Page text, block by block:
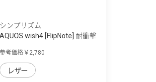
シンプリズム
AQUOS wish4 [FlipNote] 耐衝撃
参考価格￥2,780
レザー